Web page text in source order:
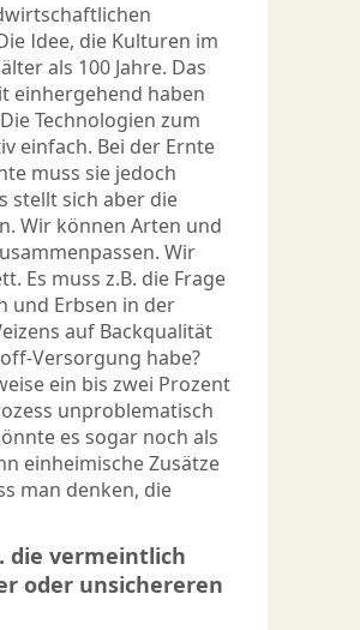
Idee, die Kulturen im
als 100 Jahre. Das
einhergehend haben
Technologien zum
einfach. Bei der Ernte
muss sie jedoch
stellt sich aber die
Wir können Arten und
Wir
Es muss z.B. die Frage
und Erbsen in der
auf Backqualität
Versorgung habe?
ein bis zwei Prozent
unproblematisch
es sogar noch als
einheimische Zusätze
man denken, die
die vermeintlich
oder unsichereren